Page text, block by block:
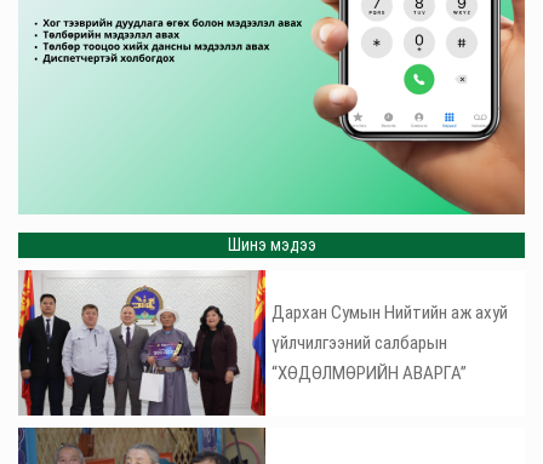
Шинэ мэдээ
Дархан Сумын Нийтийн аж ахуй
үйлчилгээний салбарын
“ХӨДӨЛМӨРИЙН АВАРГА”